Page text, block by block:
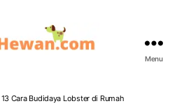
Menu
13 Cara Budidaya Lobster di Rumah